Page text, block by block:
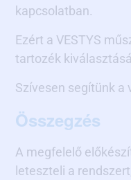
kapcsolatban.
Ezért a VESTYS
tartozék
Szívesen segítünk a
Összegzés
A megfelelő
leteszteli a